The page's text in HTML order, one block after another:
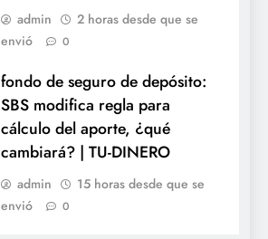
admin
2 horas desde que se
envió
0
fondo de seguro de depósito:
SBS modifica regla para
cálculo del aporte, ¿qué
cambiará? | TU-DINERO
admin
15 horas desde que se
envió
0